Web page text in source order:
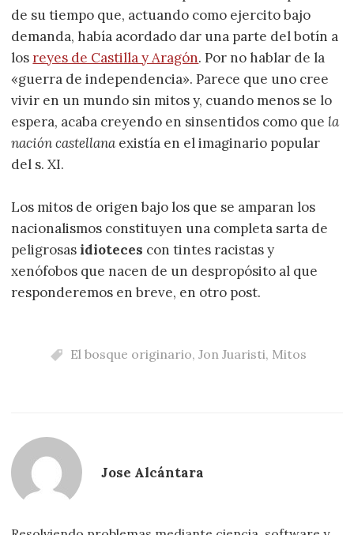
de su tiempo que, actuando como ejercito bajo
demanda, había acordado dar una parte del botín a
losreyes de Castilla y Aragón. Por no hablar de la
«guerra de independencia». Parece que uno cree
vivir en un mundo sin mitos y, cuando menos se lo
espera, acaba creyendo en sinsentidos como que la
nación castellana existía en el imaginario popular
del s. XI.
Los mitos de origen bajo los que se amparan los
nacionalismos constituyen una completa sarta de
peligrosasidioteces con tintes racistas y
xenófobos que nacen de un despropósito al que
responderemos en breve, en otro post.
El bosque originario, Jon Juaristi, Mitos
Jose Alcántara